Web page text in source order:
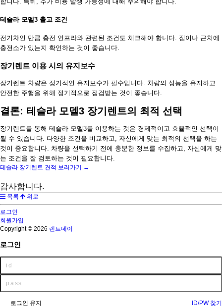
테슬라 모델3 출고 조건
전기차인 만큼 충전 인프라와 관련된 조건도 체크해야 합니다. 집이나 근처에
충전소가 있는지 확인하는 것이 좋습니다.
장기렌트 이용 시의 유지보수
장기렌트 차량은 정기적인 유지보수가 필수입니다. 차량의 성능을 유지하고
안전한 주행을 위해 정기적으로 점검받는 것이 좋습니다.
결론: 테슬라 모델3 장기렌트의 최적 선택
장기렌트를 통해 테슬라 모델3를 이용하는 것은 경제적이고 효율적인 선택이
될 수 있습니다. 다양한 조건을 비교하고, 자신에게 맞는 최적의 선택을 하는
것이 중요합니다. 차량을 선택하기 전에 충분한 정보를 수집하고, 자신에게 맞
는 조건을 잘 검토하는 것이 필요합니다.
테슬라 장기렌트 견적 보러가기 →
감사합니다.
목록 위로
로그인
회원가입
Copyright © 2026 렌트데이
로그인
로그인 유지 ID/PW 찾기